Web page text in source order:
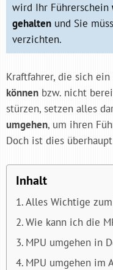
wird Ihr Führerschein
gehalten und Sie
verzichten.
Kraftfahrer, die sich ein
können bzw. nicht
stürzen, setzen alles
umgehen, um ihren
Doch ist dies
Inhalt
Alles Wichtige
Wie kann ich die
MPU umgehen in
MPU umgehen im